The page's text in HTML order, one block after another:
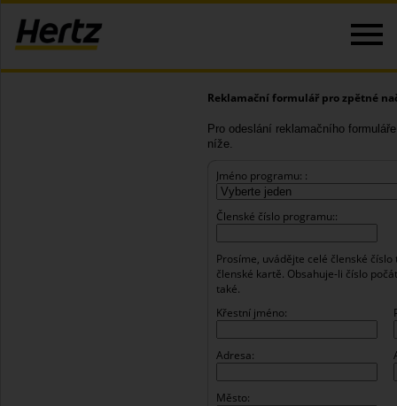
Reklamační formulář pro zpětné
Pro odeslání reklamačního
níže.
Jméno programu: :
Členské číslo programu::
Prosíme, uvádějte celé členské
členské kartě. Obsahuje-li číslo
také.
Křestní jméno:
Adresa:
Město: